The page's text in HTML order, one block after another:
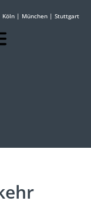
Köln | München | Stuttgart